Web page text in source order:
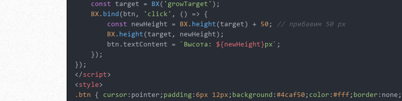
const target = BX( 'growTarget' );
BX. bind (btn, 'click' , () => {
const newHeight = BX. height (target) + 50 ;
// прибавим 50 px
BX. height (target, newHeight);
        btn.
textContent = `Высота: ${newHeight}px` ;
    });
</ script>
< style>
.btn { cursor :pointer; padding : 6px 12px ; background : #4caf50 ; color : #fff ; border :none;